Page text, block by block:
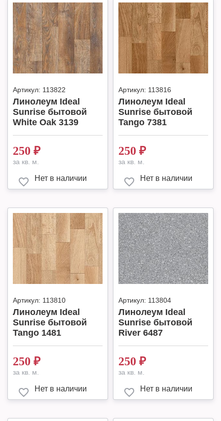
Артикул: 113822
Линолеум Ideal
Sunrise бытовой
White Oak 3139
250 ₽
за кв. м.
Нет в наличии
Артикул: 113816
Линолеум Ideal
Sunrise бытовой
Tango 7381
250 ₽
за кв. м.
Нет в наличии
Артикул: 113810
Линолеум Ideal
Sunrise бытовой
Tango 1481
250 ₽
за кв. м.
Нет в наличии
Артикул: 113804
Линолеум Ideal
Sunrise бытовой
River 6487
250 ₽
за кв. м.
Нет в наличии